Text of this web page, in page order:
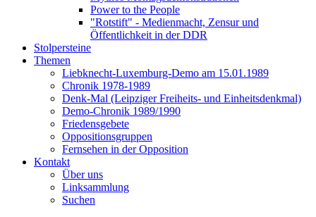
Power to the People
"Rotstift" - Medienmacht, Zensur und
Öffentlichkeit in der DDR
Stolpersteine
Themen
Liebknecht-Luxemburg-Demo am 15.01.1989
Chronik 1978-1989
Denk-Mal (Leipziger Freiheits- und Einheitsdenkmal)
Demo-Chronik 1989/1990
Friedensgebete
Oppositionsgruppen
Fernsehen in der Opposition
Kontakt
Über uns
Linksammlung
Suchen